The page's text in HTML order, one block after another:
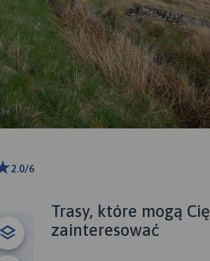
2.0/6
Trasy, które mogą Cię
zainteresować